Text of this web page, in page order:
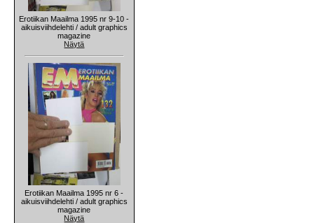
Erotiikan Maailma 1995 nr 9-10 -
aikuisviihdelehti / adult graphics
magazine
Näytä
Erotiikan Maailma 1995 nr 6 -
aikuisviihdelehti / adult graphics
magazine
Näytä